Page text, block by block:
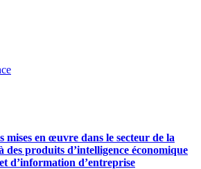
mises en œuvre dans le secteur de la
des produits d’intelligence économique
d’information d’entreprise